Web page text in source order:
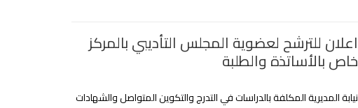
اعلان للترشح لعضوية المجلس التأديبي بالمركز
خاص بالأساتذة والطلبة
نيابة المديرية المكلفة بالدراسات في التدرج والتكوين المتواصل والشهادات